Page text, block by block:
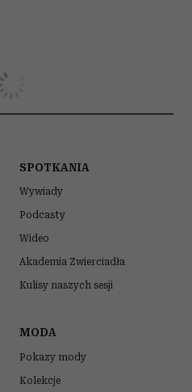
SPOTKANIA
Wywiady
Podcasty
Wideo
Akademia Zwierciadła
Kulisy naszych sesji
MODA
Pokazy mody
Kolekcje